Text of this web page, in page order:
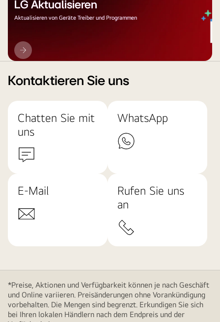
LG Aktualisieren
Aktualisieren von Geräte Treiber und Programmen
LG
Aktualisieren
Kontaktieren Sie uns
Chatten Sie mit
uns
WhatsApp
E-Mail
Rufen Sie uns
an
*Preise, Aktionen und Verfügbarkeit können je nach Geschäft
und Online variieren. Preisänderungen ohne Vorankündigung
vorbehalten. Die Mengen sind begrenzt. Erkundigen Sie sich
bei Ihren lokalen Händlern nach dem Endpreis und der